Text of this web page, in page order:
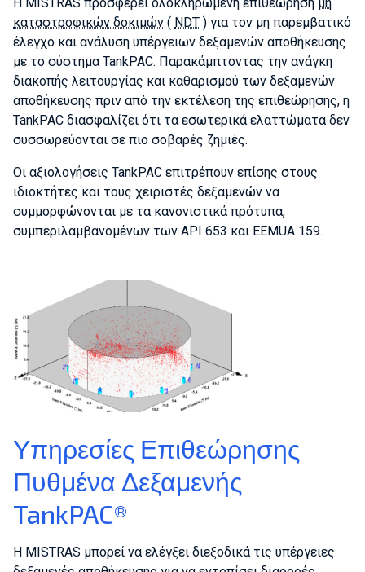
καταστροφικών δοκιμών ( NDT ) για τον μη παρεμβατικό
έλεγχο και ανάλυση υπέργειων δεξαμενών αποθήκευσης
με το σύστημα TankPAC. Παρακάμπτοντας την ανάγκη
διακοπής λειτουργίας και καθαρισμού των δεξαμενών
αποθήκευσης πριν από την εκτέλεση της επιθεώρησης, η
TankPAC διασφαλίζει ότι τα εσωτερικά ελαττώματα δεν
συσσωρεύονται σε πιο σοβαρές ζημιές.
Οι αξιολογήσεις TankPAC επιτρέπουν επίσης στους
ιδιοκτήτες και τους χειριστές δεξαμενών να
συμμορφώνονται με τα κανονιστικά πρότυπα,
συμπεριλαμβανομένων των API 653 και EEMUA 159.
Υπηρεσίες Επιθεώρησης
Πυθμένα Δεξαμενής
TankPAC®
Η MISTRAS μπορεί να ελέγξει διεξοδικά τις υπέργειες